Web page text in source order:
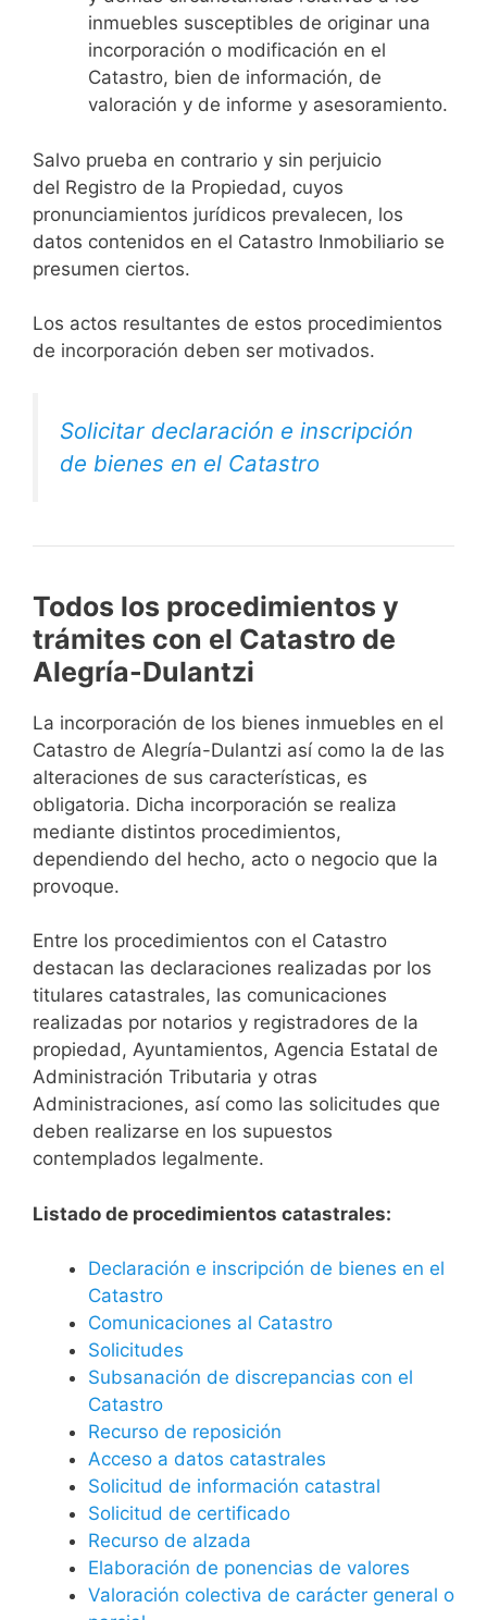
inmuebles susceptibles de originar una
incorporación o modificación en el
Catastro, bien de información, de
valoración y de informe y asesoramiento.
Salvo prueba en contrario y sin perjuicio
del Registro de la Propiedad, cuyos
pronunciamientos jurídicos prevalecen, los
datos contenidos en el Catastro Inmobiliario se
presumen ciertos.
Los actos resultantes de estos procedimientos
de incorporación deben ser motivados.
Solicitar declaración e inscripción
de bienes en el Catastro
Todos los procedimientos y
trámites con el Catastro de
Alegría-Dulantzi
La incorporación de los bienes inmuebles en el
Catastro de Alegría-Dulantzi así como la de las
alteraciones de sus características, es
obligatoria. Dicha incorporación se realiza
mediante distintos procedimientos,
dependiendo del hecho, acto o negocio que la
provoque.
Entre los procedimientos con el Catastro
destacan las declaraciones realizadas por los
titulares catastrales, las comunicaciones
realizadas por notarios y registradores de la
propiedad, Ayuntamientos, Agencia Estatal de
Administración Tributaria y otras
Administraciones, así como las solicitudes que
deben realizarse en los supuestos
contemplados legalmente.
Listado de procedimientos catastrales:
Declaración e inscripción de bienes en el
Catastro
Comunicaciones al Catastro
Solicitudes
Subsanación de discrepancias con el
Catastro
Recurso de reposición
Acceso a datos catastrales
Solicitud de información catastral
Solicitud de certificado
Recurso de alzada
Elaboración de ponencias de valores
Valoración colectiva de carácter general o